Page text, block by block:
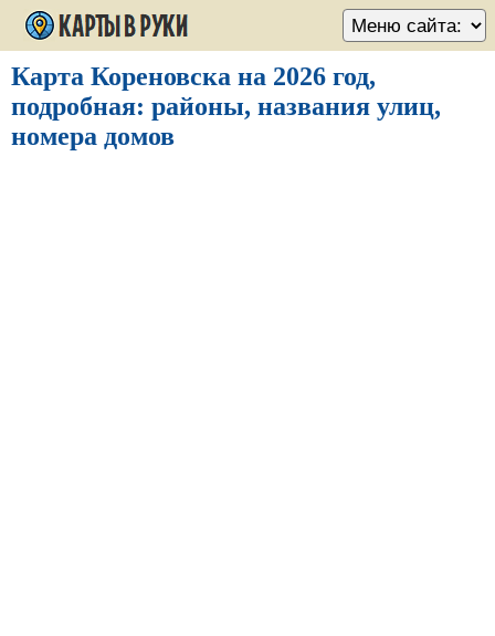
Карта Кореновска на 2026 год,
подробная: районы, названия улиц,
номера домов